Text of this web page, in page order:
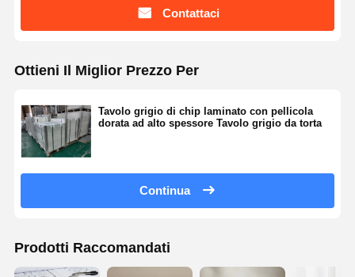
Contattaci
Ottieni Il Miglior Prezzo Per
Tavolo grigio di chip laminato con pellicola
dorata ad alto spessore Tavolo grigio da torta
Continua
Prodotti Raccomandati